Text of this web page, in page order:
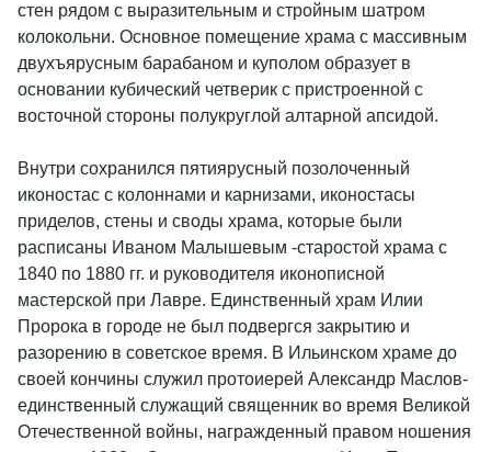
стен рядом с выразительным и стройным шатром
колокольни. Основное помещение храма с массивным
двухъярусным барабаном и куполом образует в
основании кубический четверик с пристроенной с
восточной стороны полукруглой алтарной апсидой.
Внутри сохранился пятиярусный позолоченный
иконостас с колоннами и карнизами, иконостасы
приделов, стены и своды храма, которые были
расписаны Иваном Малышевым -старостой храма с
1840 по 1880 гг. и руководителя иконописной
мастерской при Лавре. Единственный храм Илии
Пророка в городе не был подвергся закрытию и
разорению в советское время. В Ильинском храме до
своей кончины служил протоиерей Александр Маслов-
единственный служащий священник во время Великой
Отечественной войны, награжденный правом ношения